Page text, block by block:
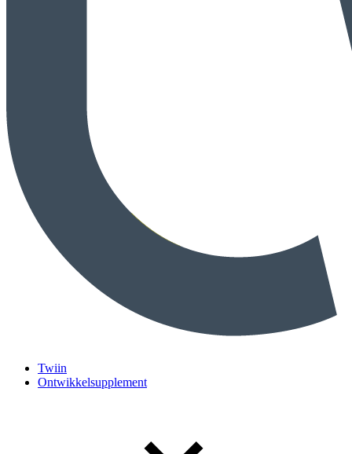
Twiin
Ontwikkelsupplement